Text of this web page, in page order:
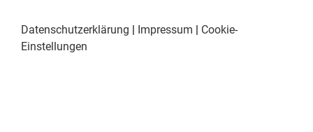
Datenschutzerklärung | Impressum | Cookie-
Einstellungen